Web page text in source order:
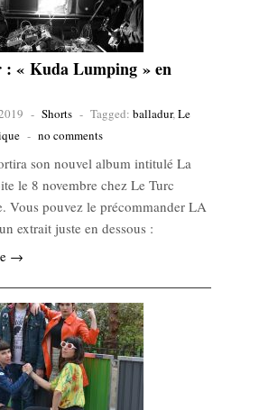
: « Kuda Lumping » en
- Shorts - Tagged: balladur,Le
- no comments
son nouvel album intitulé La
le 8 novembre chez Le Turc
Vous pouvez le précommander LA
extrait juste en dessous :
→